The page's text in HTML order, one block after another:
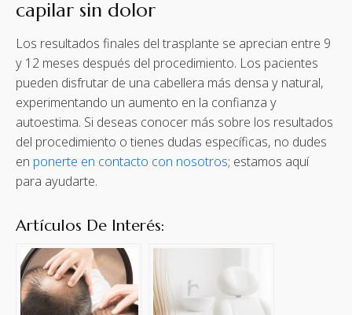
capilar sin dolor
Los resultados finales del trasplante se aprecian entre 9
y 12 meses después del procedimiento. Los pacientes
pueden disfrutar de una cabellera más densa y natural,
experimentando un aumento en la confianza y
autoestima. Si deseas conocer más sobre los resultados
del procedimiento o tienes dudas específicas, no dudes
en ponerte en contacto con nosotros; estamos aquí
para ayudarte.
Artículos De Interés: